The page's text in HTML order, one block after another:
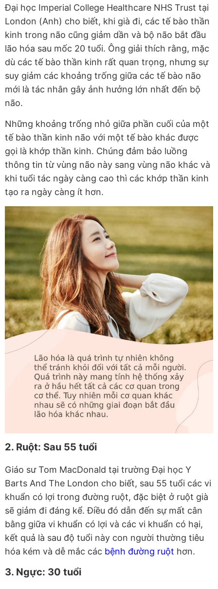
Đại học Imperial College Healthcare NHS Trust tại
London (Anh) cho biết, khi già đi, các tế bào thần
kinh trong não cũng giảm dần và bộ não bắt đầu
lão hóa sau mốc 20 tuổi. Ông giải thích rằng, mặc
dù các tế bào thần kinh rất quan trọng, nhưng sự
suy giảm các khoảng trống giữa các tế bào não
mới là tác nhân gây ảnh hưởng lớn nhất đến bộ
não.
Những khoảng trống nhỏ giữa phần cuối của một
tế bào thần kinh não với một tế bào khác được
gọi là khớp thần kinh. Chúng đảm bảo luồng
thông tin từ vùng não này sang vùng não khác và
khi tuổi tác ngày càng cao thì các khớp thần kinh
tạo ra ngày càng ít hơn.
2. Ruột: Sau 55 tuổi
Giáo sư Tom MacDonald tại trường Đại học Y
Barts And The London cho biết, sau 55 tuổi các vi
khuẩn có lợi trong đường ruột, đặc biệt ở ruột già
sẽ giảm đi đáng kể. Điều đó dẫn đến sự mất cân
bằng giữa vi khuẩn có lợi và các vi khuẩn có hại,
kết quả là sau độ tuổi này con người thường tiêu
hóa kém và dễ mắc các bệnh đường ruột hơn.
3. Ngực: 30 tuổi